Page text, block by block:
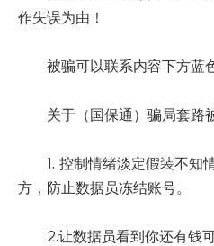
作失误为由！
被骗可以联系内容下方蓝
关于（国保通）骗局套路
1. 控制情绪淡定假装不知
方，防止数据员冻结账号。
2.让数据员看到你还有钱